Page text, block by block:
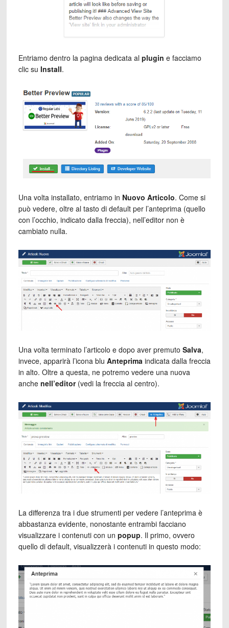
Entriamo dentro la pagina dedicata al plugin e facciamo
clic su Install.
Una volta installato, entriamo in Nuovo Articolo. Come si
può vedere, oltre al tasto di default per l’anteprima (quello
con l’occhio, indicato dalla freccia), nell’editor non è
cambiato nulla.
Una volta terminato l’articolo e dopo aver premuto Salva,
invece, apparirà l’icona blu Anteprima indicata dalla freccia
in alto. Oltre a questa, ne potremo vedere una nuova
anche nell’editor(vedi la freccia al centro).
La differenza tra i due strumenti per vedere l’anteprima è
abbastanza evidente, nonostante entrambi facciano
visualizzare i contenuti con un popup. Il primo, ovvero
quello di default, visualizzerà i contenuti in questo modo: